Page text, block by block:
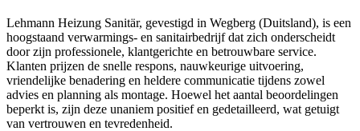
Lehmann Heizung Sanitär, gevestigd in Wegberg (Duitsland), is een
hoogstaand verwarmings- en sanitairbedrijf dat zich onderscheidt
door zijn professionele, klantgerichte en betrouwbare service.
Klanten prijzen de snelle respons, nauwkeurige uitvoering,
vriendelijke benadering en heldere communicatie tijdens zowel
advies en planning als montage. Hoewel het aantal beoordelingen
beperkt is, zijn deze unaniem positief en gedetailleerd, wat getuigt
van vertrouwen en tevredenheid.